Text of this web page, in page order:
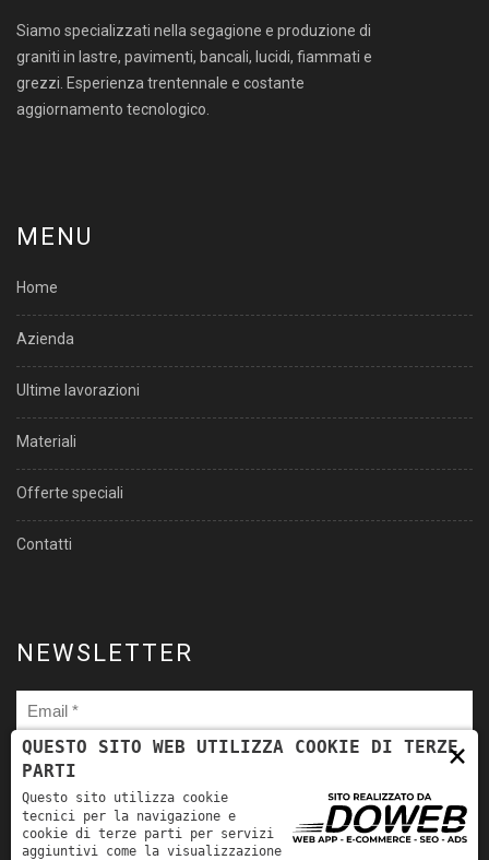
Siamo specializzati nella segagione e produzione di
graniti in lastre, pavimenti, bancali, lucidi, fiammati e
grezzi. Esperienza trentennale e costante
aggiornamento tecnologico.
MENU
Home
Azienda
Ultime lavorazioni
Materiali
Offerte speciali
Contatti
NEWSLETTER
dei miei dati personali per le finalità ivi indicate. *
×
QUESTO SITO WEB UTILIZZA COOKIE DI TERZE
PARTI
Questo sito utilizza cookie
tecnici per la navigazione e
cookie di terze parti per servizi
aggiuntivi come la visualizzazione